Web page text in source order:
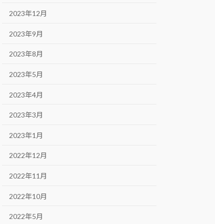
2023年12月
2023年9月
2023年8月
2023年5月
2023年4月
2023年3月
2023年1月
2022年12月
2022年11月
2022年10月
2022年5月